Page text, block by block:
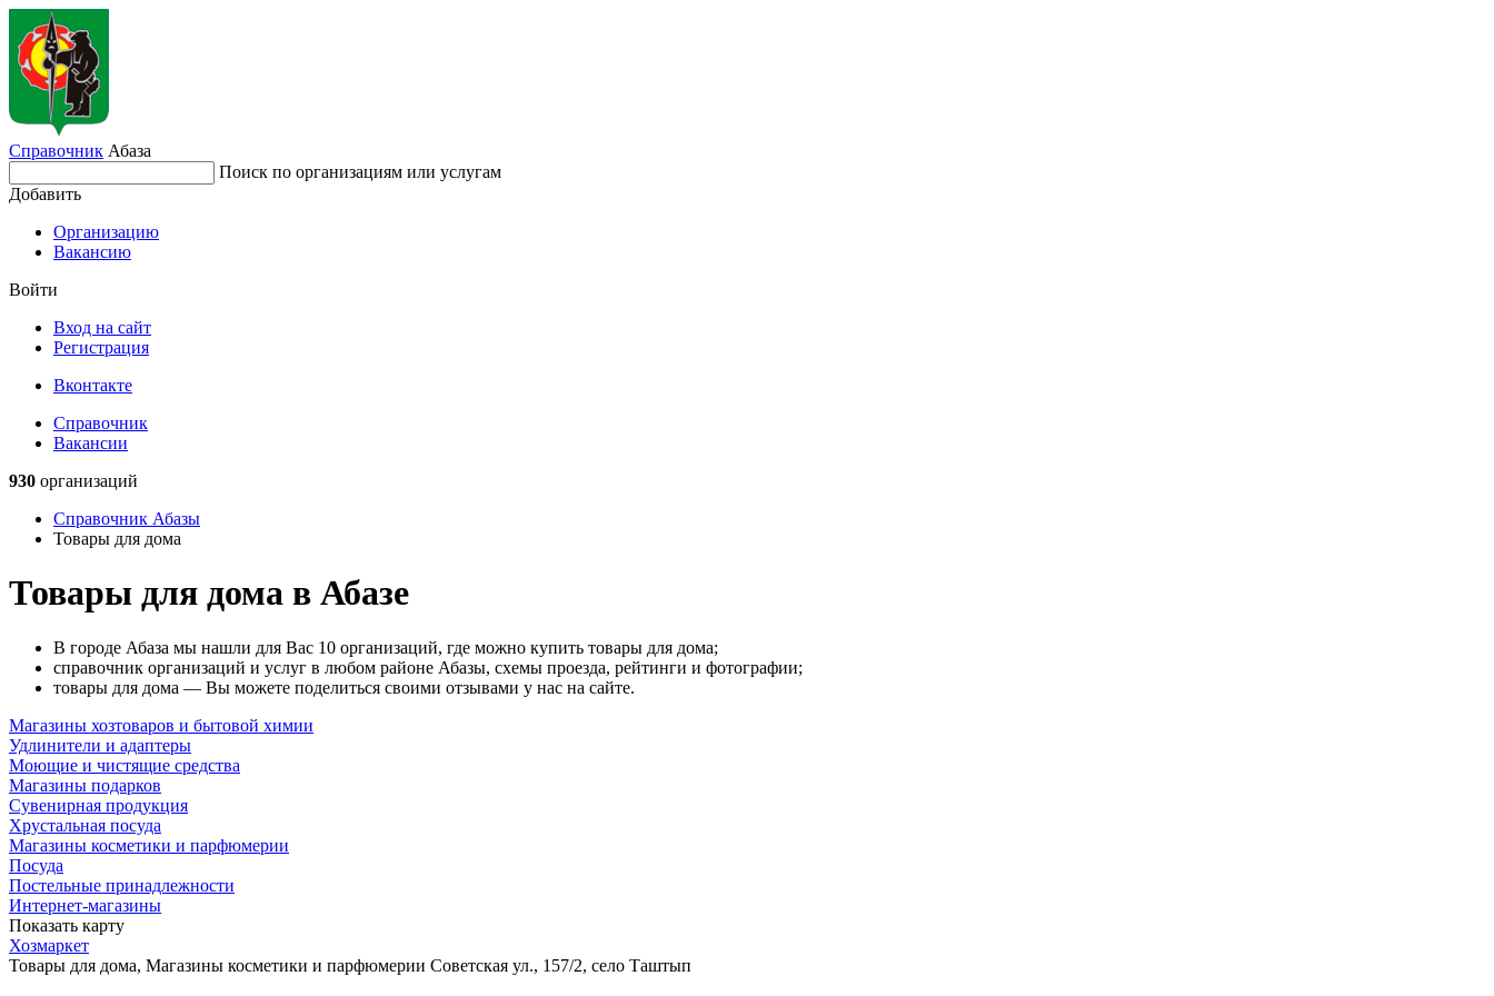
Справочник Абаза
Поиск по организациям или услугам
Добавить
Организацию
Вакансию
Войти
Вход на сайт
Регистрация
Вконтакте
Справочник
Вакансии
930 организаций
Справочник Абазы
Товары для дома
Товары для дома в Абазе
В городе Абаза мы нашли для Вас 10 организаций, где можно купить товары для дома;
справочник организаций и услуг в любом районе Абазы, схемы проезда, рейтинги и фотографии;
товары для дома — Вы можете поделиться своими отзывами у нас на сайте.
Магазины хозтоваров и бытовой химии
Удлинители и адаптеры
Моющие и чистящие средства
Магазины подарков
Сувенирная продукция
Хрустальная посуда
Магазины косметики и парфюмерии
Посуда
Постельные принадлежности
Интернет-магазины
Показать карту
Хозмаркет
Товары для дома, Магазины косметики и парфюмерии Советская ул., 157/2, село Таштып